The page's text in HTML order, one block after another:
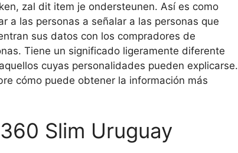
zal dit item je ondersteunen. Así es como
a las personas a señalar a las personas que
sus datos con los compradores de
Tiene un significado ligeramente diferente
cuyas personalidades pueden explicarse.
cómo puede obtener la información más
Slim Uruguay